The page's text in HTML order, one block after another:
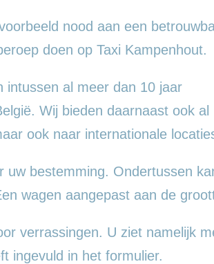
nood aan een
doen op Taxi Kampenhout.
intussen al meer dan 10 jaar
Wij bieden daarnaast ook al
ook naar internationale
uw bestemming. Ondertussen
wagen aangepast aan de
verrassingen. U ziet namelijk
ingevuld in het formulier.